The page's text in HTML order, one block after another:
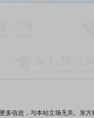
多信息，与本站立场无关。东